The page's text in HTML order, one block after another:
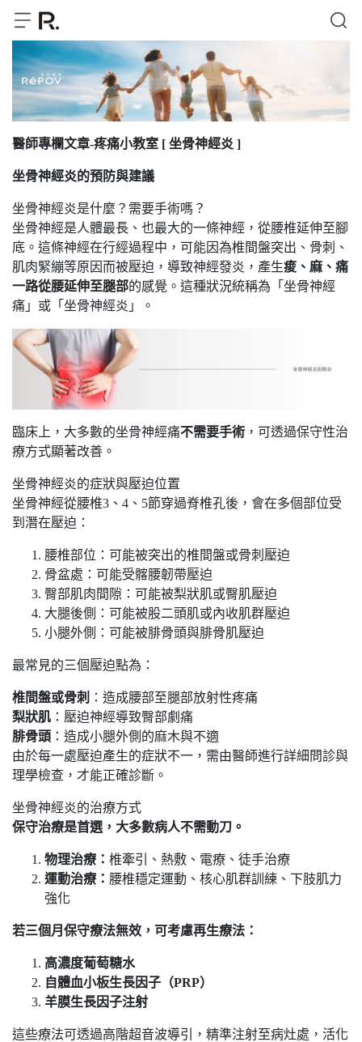
醫師專欄文章-疼痛小教室 [ 坐骨神經炎 ]
坐骨神經炎的預防與建議
坐骨神經炎是什麼？需要手術嗎？
坐骨神經是人體最長、也最大的一條神經，從腰椎延伸至腳
底。這條神經在行經過程中，可能因為椎間盤突出、骨刺、
肌肉緊繃等原因而被壓迫，導致神經發炎，產生痠、麻、痛
一路從腰延伸至腿部的感覺。這種狀況統稱為「坐骨神經
痛」或「坐骨神經炎」。
臨床上，大多數的坐骨神經痛不需要手術 ，可透過保守性治
療方式顯著改善。
坐骨神經炎的症狀與壓迫位置
坐骨神經從腰椎3、4、5節穿過脊椎孔後，會在多個部位受
到潛在壓迫：
腰椎部位：可能被突出的椎間盤或骨刺壓迫
骨盆處：可能受髂腰韌帶壓迫
臀部肌肉間隙：可能被梨狀肌或臀肌壓迫
大腿後側：可能被股二頭肌或內收肌群壓迫
小腿外側：可能被腓骨頭與腓骨肌壓迫
最常見的三個壓迫點為：
椎間盤或骨刺
：造成腰部至腿部放射性疼痛
梨狀肌 ：壓迫神經導致臀部劇痛
腓骨頭 ：造成小腿外側的麻木與不適
由於每一處壓迫產生的症狀不一，需由醫師進行詳細問診與
理學檢查，才能正確診斷。
坐骨神經炎的治療方式
保守治療是首選，大多數病人不需動刀。
物理治療： 椎牽引、熱敷、電療、徒手治療
運動治療： 腰椎穩定運動、核心肌群訓練、下肢肌力
強化
若三個月保守療法無效，可考慮再生療法：
高濃度葡萄糖水
自體血小板生長因子（PRP）
羊膜生長因子注射
這些療法可透過高階超音波導引，精準注射至病灶處，活化